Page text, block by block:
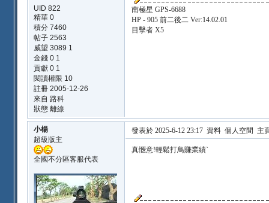
UID 822
精華 0
積分 7460
帖子 2563
威望 3089 1
金錢 0 1
貢獻 0 1
閱讀權限 10
註冊 2005-12-26
來自 路科
狀態 離線
南極星 GPS-6688
HP - 905 前二後二 Ver:14.02.01
目擊者 X5
小楊
超級版主
全國不分區客服代表
發表於 2025-6-12 23:17 資料 個人空間 主
真愜意!輕鬆打鳥賺業績ˋ